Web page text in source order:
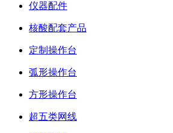
仪器配件
核酸配套产品
定制操作台
弧形操作台
方形操作台
超五类网线